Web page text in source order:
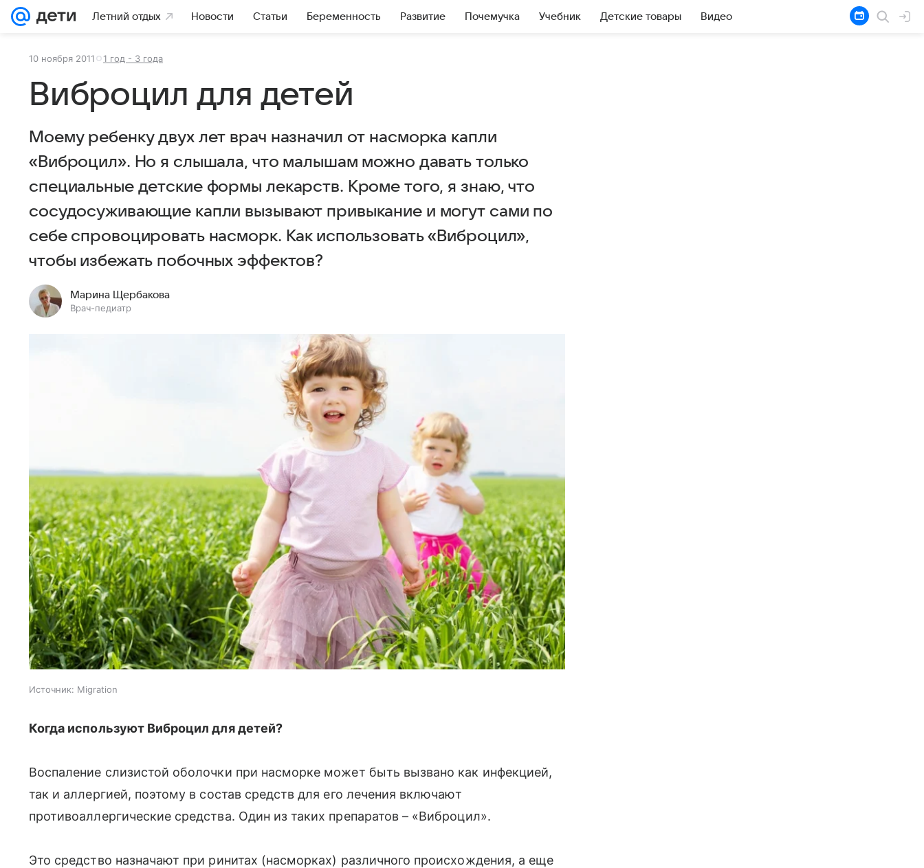
Летний отдых Новости Статьи Беременность Развитие Почемучка Учебник Детские товары Видео
10 ноября 2011 1 год - 3 года
Виброцил для детей
Моему ребенку двух лет врач назначил от насморка капли
«Виброцил». Но я слышала, что малышам можно давать только
специальные детские формы лекарств. Кроме того, я знаю, что
сосудосуживающие капли вызывают привыкание и могут сами по
себе спровоцировать насморк. Как использовать «Виброцил»,
чтобы избежать побочных эффектов?
Марина Щербакова
Врач-педиатр
Источник: Migration
Когда используют Виброцил для детей?
Воспаление слизистой оболочки при насморке может быть вызвано как инфекцией,
так и аллергией, поэтому в состав средств для его лечения включают
противоаллергические средства. Один из таких препаратов – «Виброцил».
Это средство назначают при ринитах (насморках) различного происхождения, а еще